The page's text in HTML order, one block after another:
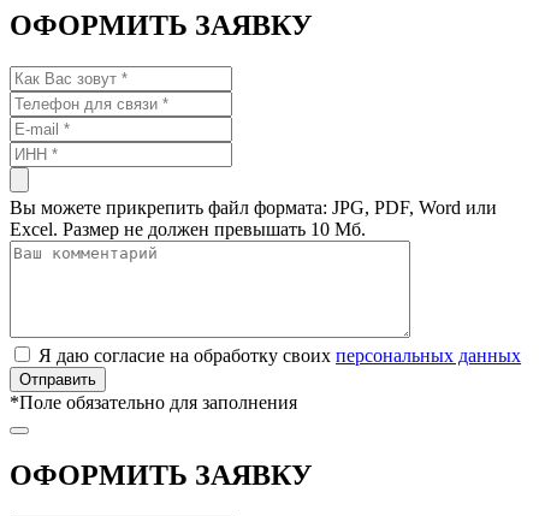
ОФОРМИТЬ ЗАЯВКУ
Вы можете прикрепить файл формата: JPG, PDF, Word или
Excel. Размер не должен превышать 10 Мб.
Я даю согласие на обработку своих персональных данных
*Поле обязательно для заполнения
ОФОРМИТЬ ЗАЯВКУ